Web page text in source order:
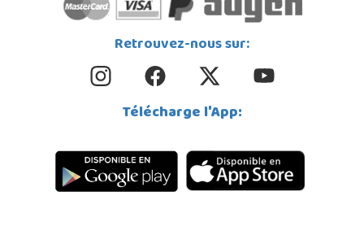
Retrouvez-nous sur:
Télécharge l'App: